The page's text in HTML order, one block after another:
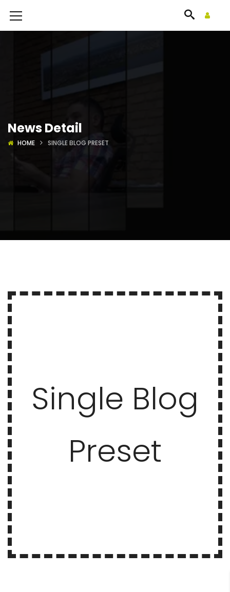
News Detail
HOME SINGLE BLOG PRESET
Single Blog
Preset